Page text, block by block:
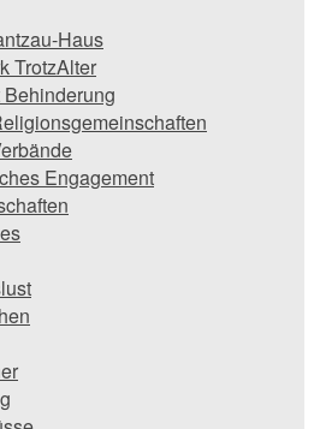
Haus
TrotzAlter
Engagement